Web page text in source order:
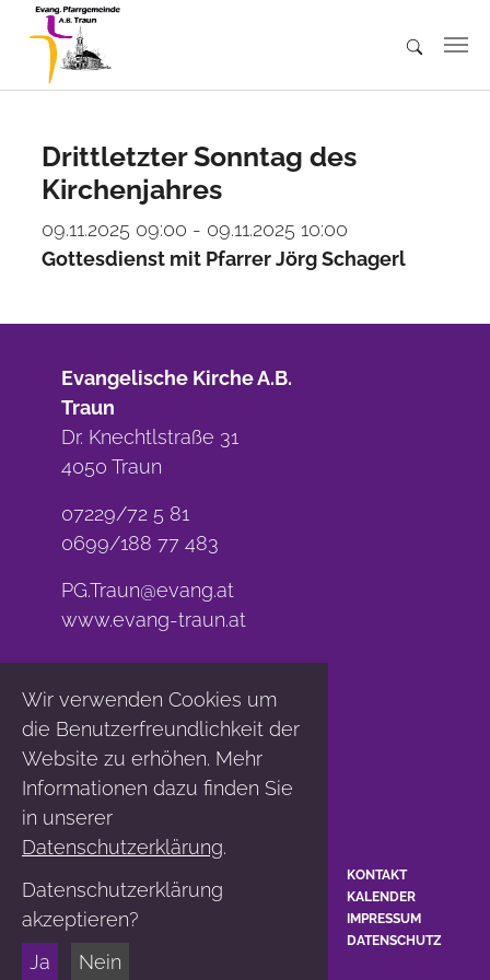
Wir verwenden Cookies um
die Benutzerfreundlichkeit der
Website zu erhöhen. Mehr
Informationen dazu finden Sie
in unserer
Datenschutzerklärung.
Datenschutzerklärung
akzeptieren?
Ja
Nein
Skip to main content
Drittletzter Sonntag des
Kirchenjahres
09.11.2025 09:00 - 09.11.2025 10:00
Gottesdienst mit Pfarrer Jörg Schagerl
Evangelische Kirche A.B.
Traun
Dr. Knechtlstraße 31
4050 Traun
07229/72 5 81
0699/188 77 483
PG.Traun@evang.at
www.evang-traun.at
KONTAKT
KALENDER
IMPRESSUM
DATENSCHUTZ